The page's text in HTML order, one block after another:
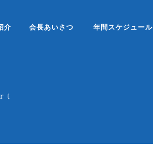
介 会長あいさつ 年間スケジュール